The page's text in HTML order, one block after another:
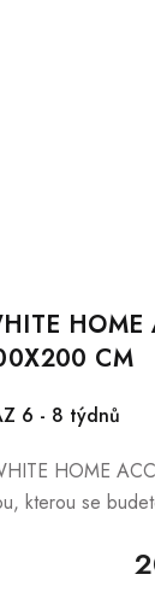
HOME
CM
6 - 8 týdnů
HOME
kterou se
HOME ACC